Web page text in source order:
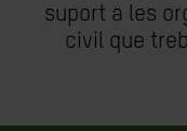
suport a les
civil que